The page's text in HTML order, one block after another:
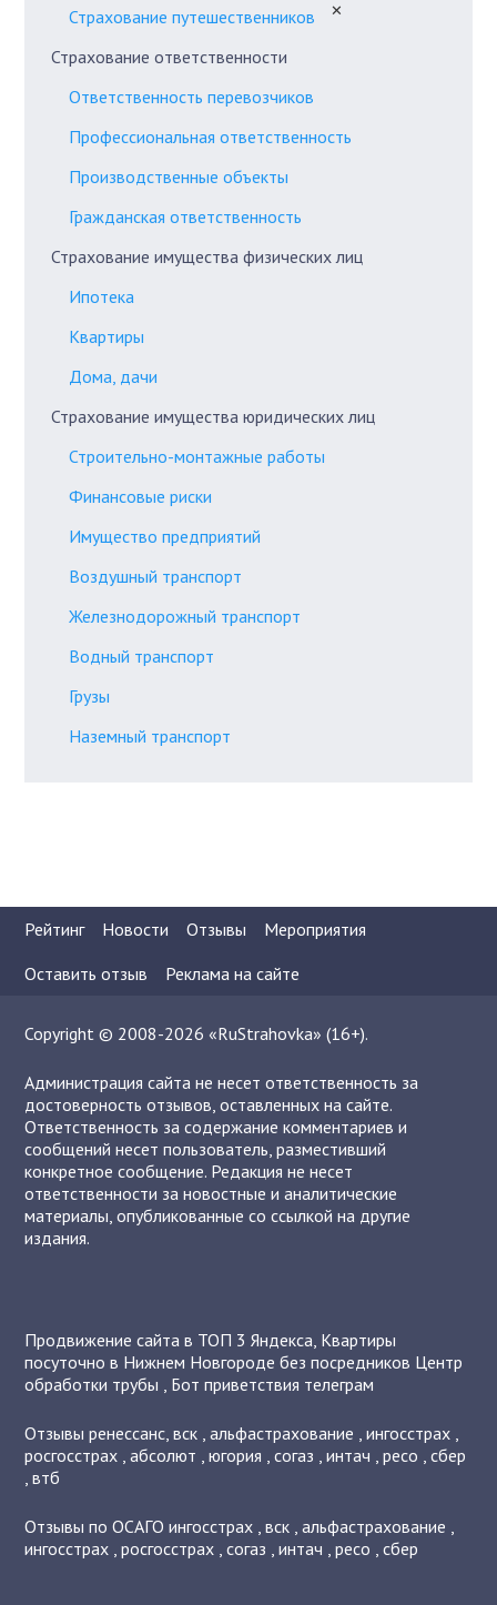
Страхование путешественников
✕
Страхование ответственности
Ответственность перевозчиков
Профессиональная ответственность
Производственные объекты
Гражданская ответственность
Страхование имущества физических лиц
Ипотека
Квартиры
Дома, дачи
Страхование имущества юридических лиц
Строительно-монтажные работы
Финансовые риски
Имущество предприятий
Воздушный транспорт
Железнодорожный транспорт
Водный транспорт
Грузы
Наземный транспорт
Рейтинг Новости Отзывы
Мероприятия
Оставить отзыв
Реклама на сайте
Copyright © 2008-2026 «RuStrahovka» (16+).
Администрация сайта не несет ответственность за
достоверность отзывов, оставленных на сайте.
Ответственность за содержание комментариев и
сообщений несет пользователь, разместивший
конкретное сообщение. Редакция не несет
ответственности за новостные и аналитические
материалы, опубликованные со ссылкой на другие
издания.
Продвижение сайта в ТОП 3 Яндекса, Квартиры
посуточно в Нижнем Новгороде без посредников Центр
обработки трубы , Бот приветствия телеграм
Отзывыренессанс,вск ,альфастрахование ,ингосстрах ,
росгосстрах ,абсолют ,югория ,согаз ,интач ,ресо ,сбер
,втб
Отзывы по ОСАГОингосстрах ,вск ,альфастрахование ,
ингосстрах ,росгосстрах ,согаз ,интач ,ресо ,сбер